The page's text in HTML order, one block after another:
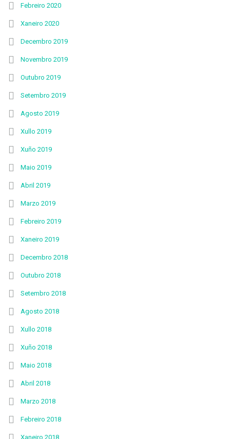
Febreiro 2020
Xaneiro 2020
Decembro 2019
Novembro 2019
Outubro 2019
Setembro 2019
Agosto 2019
Xullo 2019
Xuño 2019
Maio 2019
Abril 2019
Marzo 2019
Febreiro 2019
Xaneiro 2019
Decembro 2018
Outubro 2018
Setembro 2018
Agosto 2018
Xullo 2018
Xuño 2018
Maio 2018
Abril 2018
Marzo 2018
Febreiro 2018
Xaneiro 2018